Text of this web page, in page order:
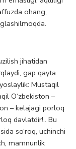
ohang,
jihatidan
gap qayta
Mustaqil
O‘zbekiston –
– kelajagi porloq
davlatdir!.. Bu
so‘roq, uchinchi
mamnunlik